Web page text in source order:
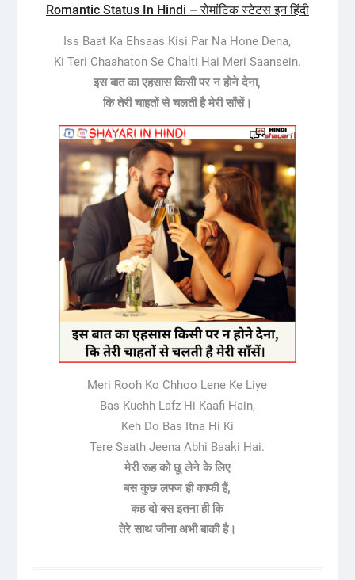
Romantic Status In Hindi – रोमांटिक स्टेटस इन हिंदी
Iss Baat Ka Ehsaas Kisi Par Na Hone Dena,
Ki Teri Chaahaton Se Chalti Hai Meri Saansein.
इस बात का एहसास किसी पर न होने देना,
कि तेरी चाहतों से चलती है मेरी साँसें।
Meri Rooh Ko Chhoo Lene Ke Liye
Bas Kuchh Lafz Hi Kaafi Hain,
Keh Do Bas Itna Hi Ki
Tere Saath Jeena Abhi Baaki Hai.
मेरी रूह को छू लेने के लिए
बस कुछ लफ्ज ही काफी हैं,
कह दो बस इतना ही कि
तेरे साथ जीना अभी बाकी है।